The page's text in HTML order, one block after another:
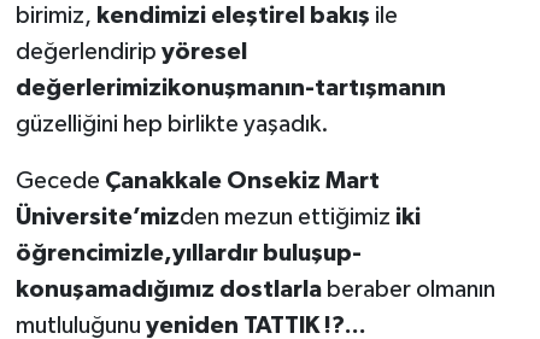
birimiz, kendimizi eleştirel bakış ile
değerlendirip yöresel
değerlerimizikonuşmanın-tartışmanın
güzelliğini hep birlikte yaşadık.
Gecede Çanakkale Onsekiz Mart
Üniversite’mizden mezun ettiğimiz iki
öğrencimizle,yıllardır buluşup-
konuşamadığımız dostlarlaberaber olmanın
mutluluğunu yeniden TATTIK !?...